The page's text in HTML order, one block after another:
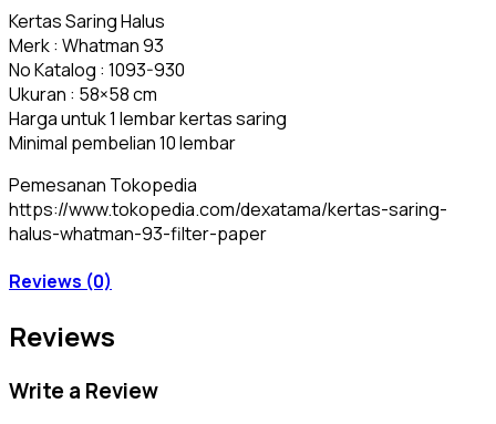
Kertas Saring Halus
Merk : Whatman 93
No Katalog : 1093-930
Ukuran : 58×58 cm
Harga untuk 1 lembar kertas saring
Minimal pembelian 10 lembar
Pemesanan Tokopedia
https://www.tokopedia.com/dexatama/kertas-saring-
halus-whatman-93-filter-paper
Reviews (0)
Reviews
Write a Review